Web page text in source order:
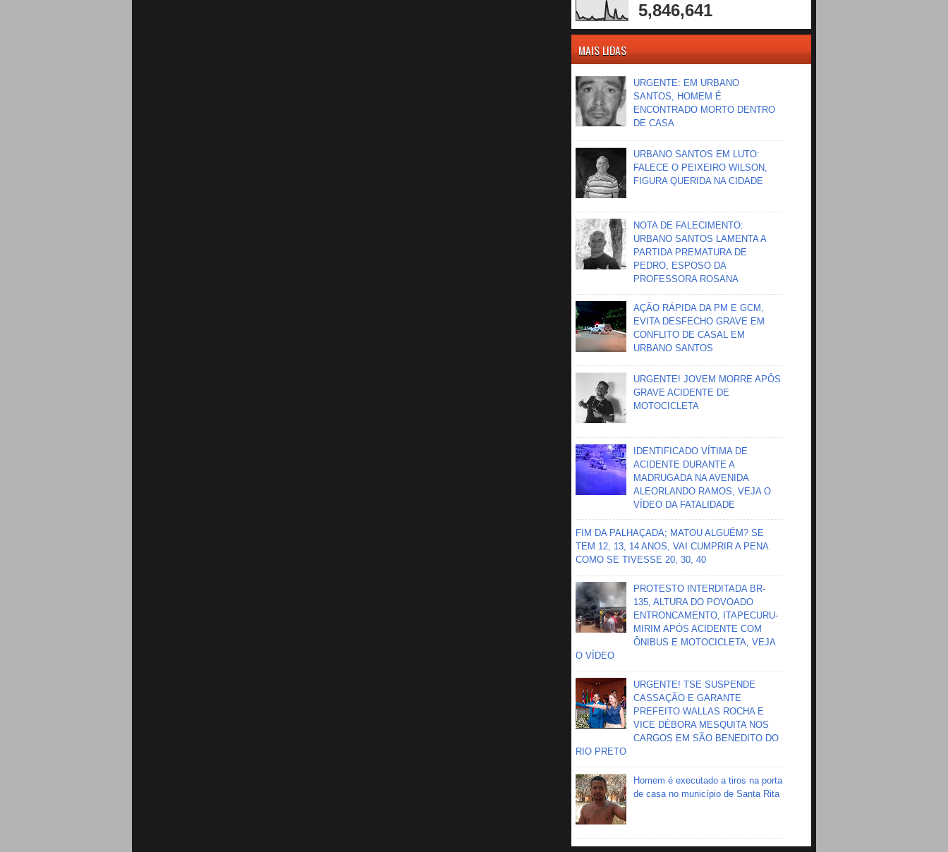
5,846,641
MAIS LIDAS
URGENTE: EM URBANO
SANTOS, HOMEM É
ENCONTRADO MORTO DENTRO
DE CASA
URBANO SANTOS EM LUTO:
FALECE O PEIXEIRO WILSON,
FIGURA QUERIDA NA CIDADE
NOTA DE FALECIMENTO:
URBANO SANTOS LAMENTA A
PARTIDA PREMATURA DE
PEDRO, ESPOSO DA
PROFESSORA ROSANA
AÇÃO RÁPIDA DA PM E GCM,
EVITA DESFECHO GRAVE EM
CONFLITO DE CASAL EM
URBANO SANTOS
URGENTE! JOVEM MORRE APÔS
GRAVE ACIDENTE DE
MOTOCICLETA
IDENTIFICADO VÍTIMA DE
ACIDENTE DURANTE A
MADRUGADA NA AVENIDA
ALEORLANDO RAMOS, VEJA O
VÍDEO DA FATALIDADE
FIM DA PALHAÇADA; MATOU ALGUÉM? SE
TEM 12, 13, 14 ANOS, VAI CUMPRIR A PENA
COMO SE TIVESSE 20, 30, 40
PROTESTO INTERDITADA BR-
135, ALTURA DO POVOADO
ENTRONCAMENTO, ITAPECURU-
MIRIM APÓS ACIDENTE COM
ÔNIBUS E MOTOCICLETA, VEJA
O VÍDEO
URGENTE! TSE SUSPENDE
CASSAÇÃO E GARANTE
PREFEITO WALLAS ROCHA E
VICE DÉBORA MESQUITA NOS
CARGOS EM SÃO BENEDITO DO
RIO PRETO
Homem é executado a tiros na porta
de casa no município de Santa Rita